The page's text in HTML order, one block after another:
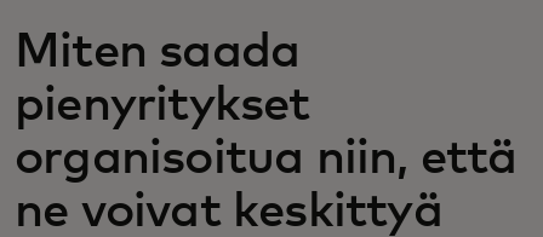
Innovaattoreille
Uutiset ja trendit
Miten saada
pienyritykset
organisoitua niin, että
ne voivat keskittyä